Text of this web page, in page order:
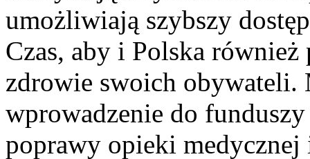
⁤umożliwiają⁤ szybszy
Czas, aby i Polska również
zdrowie swoich obywateli.
wprowadzenie do
poprawy opieki